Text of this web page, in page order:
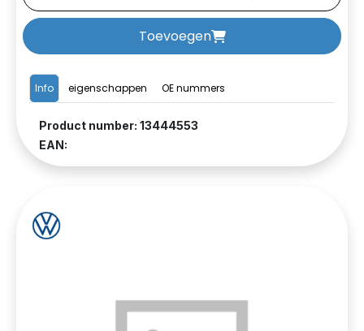
Info eigenschappen OE nummers
Product number: 13444553
EAN:
Toevoegen